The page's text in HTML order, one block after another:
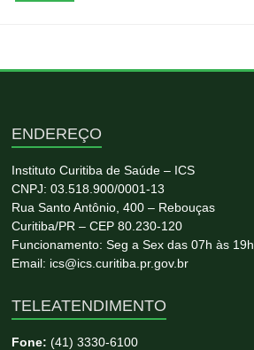
ENDEREÇO
Instituto Curitiba de Saúde – ICS
CNPJ: 03.518.900/0001-13
Rua Santo Antônio, 400 – Rebouças
Curitiba/PR – CEP 80.230-120
Funcionamento: Seg a Sex das 07h às 19h
Email: ics@ics.curitiba.pr.gov.br
TELEATENDIMENTO
Fone:(41) 3330-6100